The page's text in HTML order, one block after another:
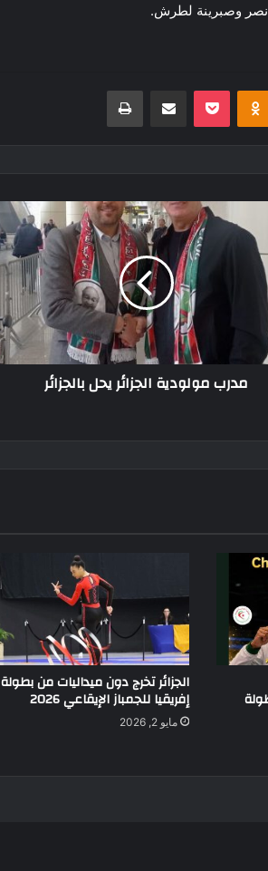
نصر وصبرينة لطرش.
Odnoklassniki
‫Pocket مشاركة عبر البريد طباعة
مدرب مولودية الجزائر يحل بالجزائر
الجزائر تخرج دون ميداليات من بطولة
إفريقيا للجمباز الإيقاعي 2026
مايو 2, 2026